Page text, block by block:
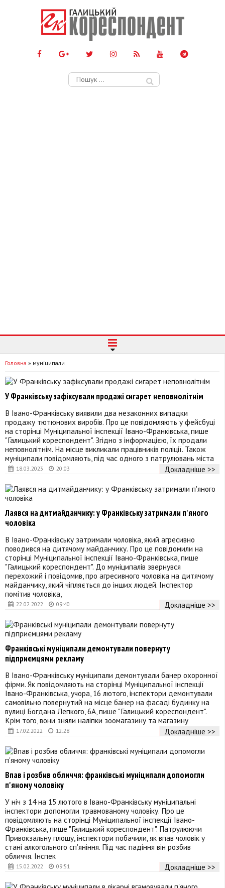
Пошук:
Головна » муніципали
18.03.2023 20:03
У Франківську зафіксували продажі сигарет неповнолітнім
В Івано-Франківську виявили два незаконних випадки
продажу тютюнових виробів. Про це повідомляють у фейсбуці
на сторінці Муніципальної інспекції Івано-Франківська, пише
"Галицький кореспондент". Згідно з інформацією, їх продали
неповнолітнім. На місце викликали працівників поліції. Також
муніципали повідомляють, під час одного з патрулювань міста
Докладніше >>
22.02.2022 09:40
Лаявся на дитмайданчику: у Франківську затримали п'яного
чоловіка
В Івано-Франківську затримали чоловіка, який агресивно
поводився на дитячому майданчику. Про це повідомили на
сторінці Муніципальної інспекції Івано-Франківська, пише
"Галицький кореспондент". До муніципалів звернувся
перехожий і повідомив, про агресивного чоловіка на дитячому
майданчику, який чіпляється до інших людей. Інспектор
помітив чоловіка,
Докладніше >>
17.02.2022 12:28
Франківські муніципали демонтували повернуту
підприємцями рекламу
В Івано-Франківську муніципали демонтували банер охоронної
фірми. Як повідомляють на сторінці Муніципальної інспекції
Івано-Франківська, учора, 16 лютого, інспектори демонтували
самовільно повернутий на місце банер на фасаді будинку на
вулиці Богдана Лепкого, 6А, пише "Галицький кореспондент".
Крім того, вони зняли наліпки зоомагазину та магазину
Докладніше >>
15.02.2022 09:51
Впав і розбив обличчя: франківські муніципали допомогли
п'яному чоловіку
У ніч з 14 на 15 лютого в Івано-Франківську муніципальні
інспектори допомогли травмованому чоловіку. Про це
повідомляють на сторінці Муніципальної інспекції Івано-
Франківська, пише "Галицький кореспондент". Патрулюючи
Привокзальну площу, інспектори побачили, як впав чоловік у
стані алкогольного сп'яніння. Під час падіння він розбив
обличчя. Інспек
Докладніше >>